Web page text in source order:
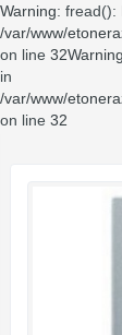
Warning: fread():
/var/www/
on line 32Warning
in
/var/www/
on line 32